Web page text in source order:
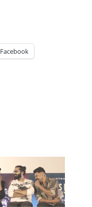
Facebook